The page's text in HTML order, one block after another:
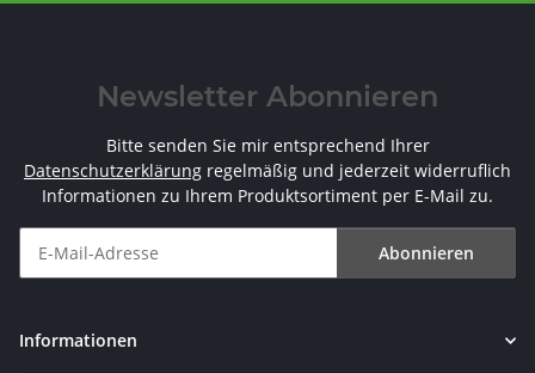
Newsletter Abonnieren
Bitte senden Sie mir entsprechend Ihrer
Datenschutzerklärung regelmäßig und jederzeit widerruflich
Informationen zu Ihrem Produktsortiment per E-Mail zu.
Abonnieren
Informationen